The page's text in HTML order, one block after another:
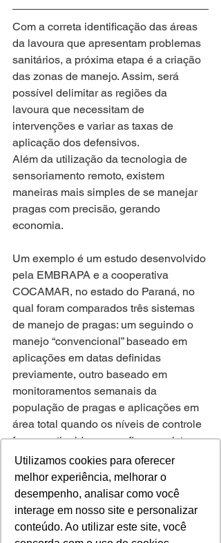
Utilizamos cookies para oferecer
melhor experiência, melhorar o
desempenho, analisar como você
interage em nosso site e personalizar
conteúdo. Ao utilizar este site, você
Com a correta identificação das áreas
da lavoura que apresentam problemas
sanitários, a próxima etapa é a criação
das zonas de manejo. Assim, será
possível delimitar as regiões da
lavoura que necessitam de
intervenções e variar as taxas de
aplicação dos defensivos.
Além da utilização da tecnologia de
sensoriamento remoto, existem
maneiras mais simples de se manejar
pragas com precisão, gerando
economia.
Um exemplo é um estudo desenvolvido
pela EMBRAPA e a cooperativa
COCAMAR, no estado do Paraná, no
qual foram comparados três sistemas
de manejo de pragas: um seguindo o
manejo “convencional” baseado em
aplicações em datas definidas
previamente, outro baseado em
monitoramentos semanais da
população de pragas e aplicações em
área total quando os níveis de controle
fossem atingidos e, por fim, um sistema
baseado no monitoramento
georreferenciado de pragas com
aplicações localizadas . A tecnologia,
portanto, estava baseada na utilização
de aparelhos de geolocalização no
momento da amostragem e na